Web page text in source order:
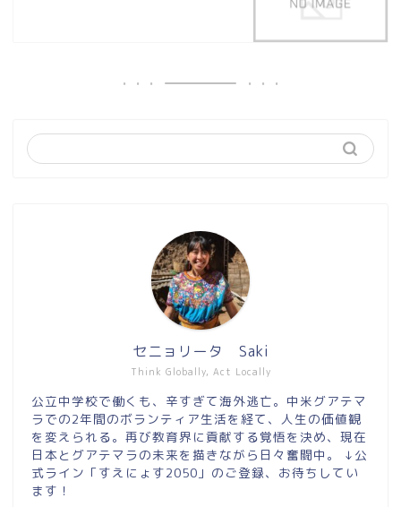
Think Globally, Act Locally
セニョリータ Saki
公立中学校で働くも、辛すぎて海外逃亡。中米グアテマ
ラでの2年間のボランティア生活を経て、人生の価値観
を変えられる。再び教育界に貢献する覚悟を決め、現在
日本とグアテマラの未来を描きながら日々奮闘中。 ↓公
式ライン「すえにょす2050」のご登録、お待ちしてい
ます！